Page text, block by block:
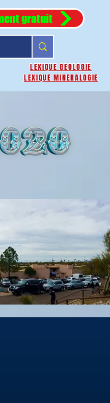
gratuit
LEXIQUE GEOLOGIE
LEXIQUE MINERALOGIE